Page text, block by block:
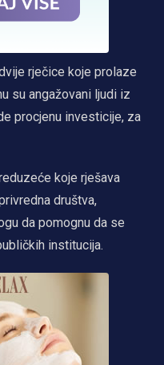
rječice koje prolaze
su angažovani ljudi iz
procjenu investicije, za
koje rješava
društva,
da pomognu da se
institucija.